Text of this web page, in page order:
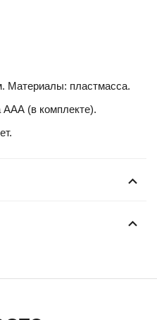
Материалы: пластмасса.
ААА (в комплекте).